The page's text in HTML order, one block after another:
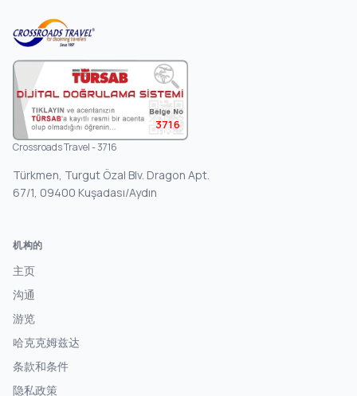
3716
Crossroads Travel - 3716
Türkmen, Turgut Özal Blv. Dragon Apt.
67/1, 09400 Kuşadası/Aydın
机构的
主页
沟通
游览
哈克克姆兹达
条款和条件
隐私政策